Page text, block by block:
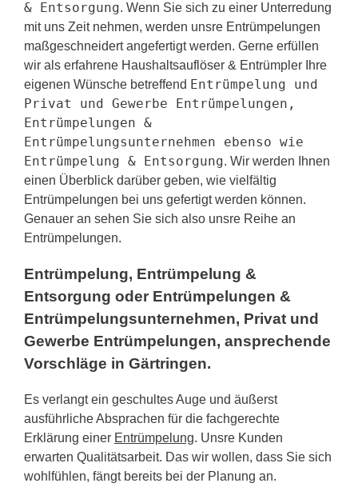
& Entsorgung. Wenn Sie sich zu einer Unterredung
mit uns Zeit nehmen, werden unsre Entrümpelungen
maßgeschneidert angefertigt werden. Gerne erfüllen
wir als erfahrene Haushaltsauflöser & Entrümpler Ihre
eigenen Wünsche betreffend Entrümpelung und
Privat und Gewerbe Entrümpelungen,
Entrümpelungen &
Entrümpelungsunternehmen ebenso wie
Entrümpelung & Entsorgung. Wir werden Ihnen
einen Überblick darüber geben, wie vielfältig
Entrümpelungen bei uns gefertigt werden können.
Genauer an sehen Sie sich also unsre Reihe an
Entrümpelungen.
Entrümpelung, Entrümpelung &
Entsorgung oder Entrümpelungen &
Entrümpelungsunternehmen, Privat und
Gewerbe Entrümpelungen, ansprechende
Vorschläge in Gärtringen.
Es verlangt ein geschultes Auge und äußerst
ausführliche Absprachen für die fachgerechte
Erklärung einer Entrümpelung. Unsre Kunden
erwarten Qualitätsarbeit. Das wir wollen, dass Sie sich
wohlfühlen, fängt bereits bei der Planung an.